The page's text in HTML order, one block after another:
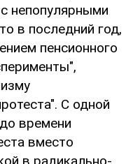
непопулярными
в последний год,
пенсионного
С одной
времени
вместо
в радикально-